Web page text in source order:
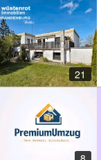
21